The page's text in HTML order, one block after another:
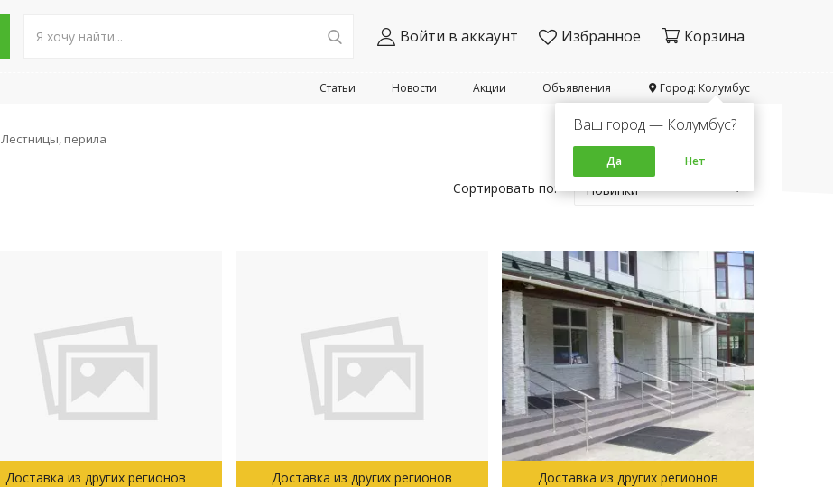
Войти в аккаунт Избранное Корзина
Город: Колумбус
Ваш город — Колумбус?
Да Нет
Объявления
Акции
Новости
Статьи
Лестницы, перила
Сортировать по: Новинки
Доставка из других регионов Доставка из других регионов Доставка из других регионов